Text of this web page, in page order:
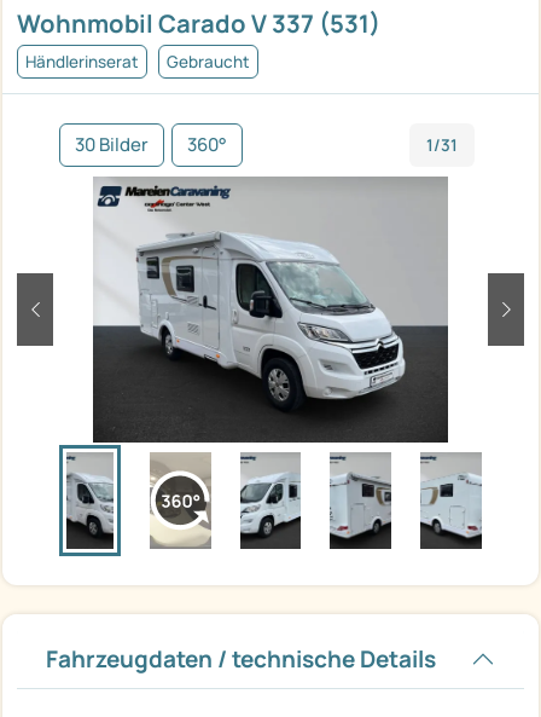
Wohnmobil Carado V 337 (531)
Händlerinserat Gebraucht
30 Bilder 360° 1/31
zurück
Fahrzeugdaten / technische Details